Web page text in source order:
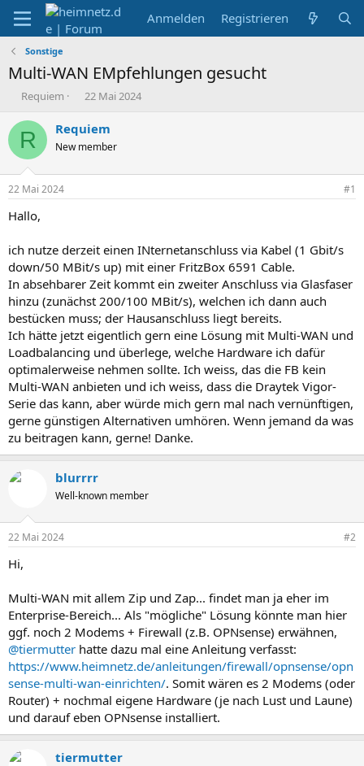
Anmelden Registrieren
Sonstige
Multi-WAN EMpfehlungen gesucht
E
s
t
e
r
Requiem
E
s
e
t
22 Mai 2024
R Requiem
New member
22 Mai 2024 #1
Hallo,
ich nutze derzeit einen INternetanschluss via Kabel (1 Gbit/s
down/50 MBit/s up) mit einer FritzBox 6591 Cable.
In absehbarer Zeit kommt ein zweiter Anschluss via Glasfaser
hinzu (zunächst 200/100 MBit/s), welchen ich dann auch
bestücken muss; der Hausanschluss liegt bereits.
Ich hätte jetzt eigentlich gern eine Lösung mit Multi-WAN und
Loadbalancing und überlege, welche Hardware ich dafür
optimalerweise nehmen sollte. Ich weiss, das die FB kein
Multi-WAN anbieten und ich weiss, dass die Draytek Vigor-
Serie das kann, aber würde mich gern mal nach vernünftigen,
gerne günstigen Alternativen umhören. Wenn jemand da was
zu beitragen kann, gerne! Danke.
blurrrr
Well-known member
22 Mai 2024 #2
Hi,
Multi-WAN mit allem Zip und Zap... findet man ja eher im
Enterprise-Bereich... Als "mögliche" Lösung könnte man hier
ggf. noch 2 Modems + Firewall (z.B. OPNsense) erwähnen,
@tiermutter hatte dazu mal eine Anleitung verfasst:
https://www.heimnetz.de/anleitungen/firewall/opnsense/opn
sense-multi-wan-einrichten/. Somit wären es 2 Modems (oder
Router) + nochmal eigene Hardware (je nach Lust und Laune)
und darauf eben OPNsense installiert.
tiermutter